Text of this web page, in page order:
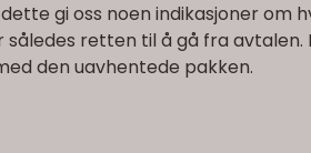
gi oss noen indikasjoner
således retten til å gå fra
den uavhentede pakken.